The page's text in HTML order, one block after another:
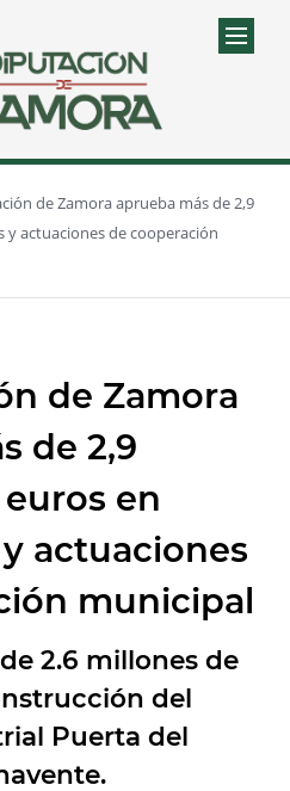
de Zamora aprueba más de 2,9
y actuaciones de cooperación
de Zamora
de 2,9
en
actuaciones
municipal
2.6 millones de
del
Puerta del